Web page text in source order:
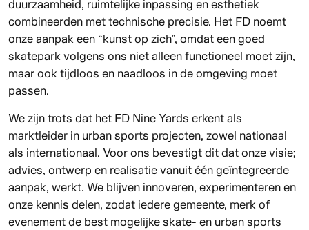
duurzaamheid, ruimtelijke inpassing en esthetiek
combineerden met technische precisie. Het FD noemt
onze aanpak een “kunst op zich”, omdat een goed
skatepark volgens ons niet alleen functioneel moet zijn,
maar ook tijdloos en naadloos in de omgeving moet
passen.
We zijn trots dat het FD Nine Yards erkent als
marktleider in urban sports projecten, zowel nationaal
als internationaal. Voor ons bevestigt dit dat onze visie;
advies, ontwerp en realisatie vanuit één geïntegreerde
aanpak, werkt. We blijven innoveren, experimenteren en
onze kennis delen, zodat iedere gemeente, merk of
evenement de best mogelijke skate- en urban sports